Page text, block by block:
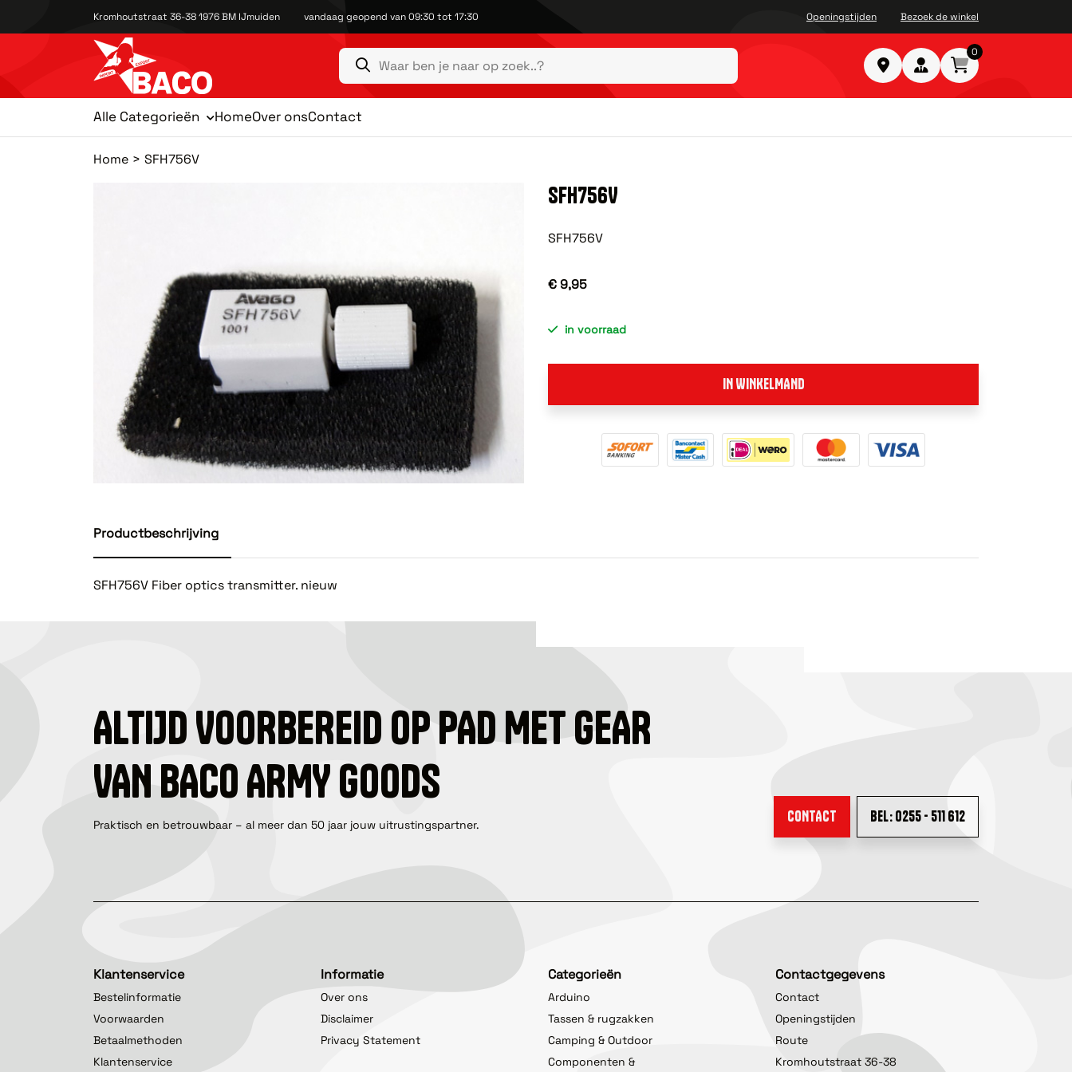
Kromhoutstraat 36-38 1976 BM IJmuiden vandaag geopend van 09:30 tot 17:30 Openingstijden Bezoek de winkel
0
Alle Categorieën HomeOver onsContact
Home SFH756V
SFH756V
SFH756V
€ 9,95
in voorraad
IN WINKELMAND
Productbeschrijving
SFH756V Fiber optics transmitter. nieuw
ALTIJD VOORBEREID OP PAD MET GEAR
VAN BACO ARMY GOODS
Praktisch en betrouwbaar – al meer dan 50 jaar jouw uitrustingspartner. CONTACT BEL: 0255 - 511 612
Klantenservice
Bestelinformatie
Voorwaarden
Betaalmethoden
Klantenservice
Informatie
Over ons
Disclaimer
Privacy Statement
Categorieën
Arduino
Tassen & rugzakken
Camping & Outdoor
Componenten &
Contactgegevens
Contact
Openingstijden
Route
Kromhoutstraat 36-38